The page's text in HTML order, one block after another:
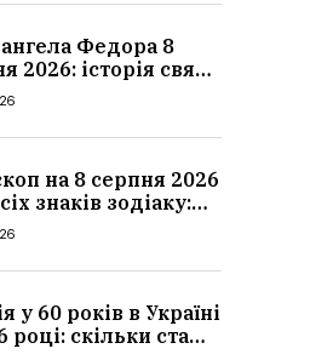
Федора 8
2026: історія свята,
імені,
на 8 серпня 2026
знаків зодіаку:
гроші та справи
у 60 років в Україні
році: скільки стажу